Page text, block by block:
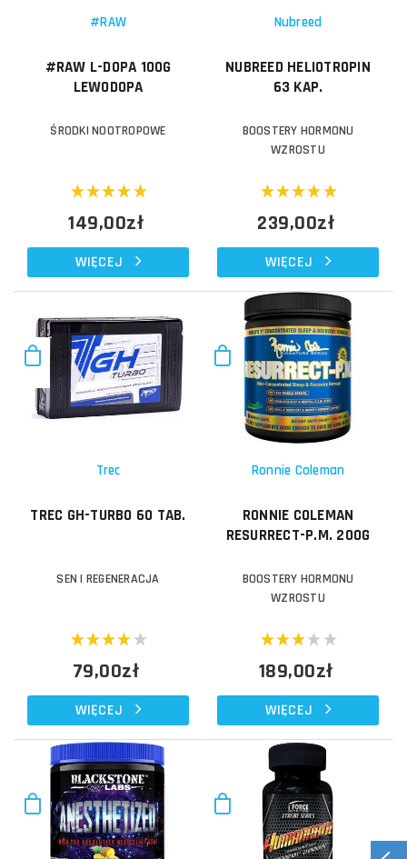
#RAW
#RAW L-DOPA 100G
LEWODOPA
ŚRODKI NOOTROPOWE
149,00zł
WIĘCEJ
Nubreed
NUBREED HELIOTROPIN
63 KAP.
BOOSTERY HORMONU
WZROSTU
239,00zł
WIĘCEJ
Trec
TREC GH-TURBO 60 TAB.
SEN I REGENERACJA
79,00zł
WIĘCEJ
Ronnie Coleman
RONNIE COLEMAN
RESURRECT-P.M. 200G
BOOSTERY HORMONU
WZROSTU
189,00zł
WIĘCEJ